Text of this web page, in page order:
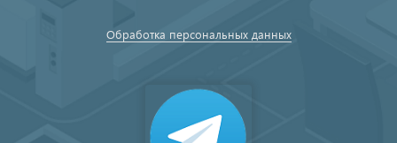
Обработка персональных данных